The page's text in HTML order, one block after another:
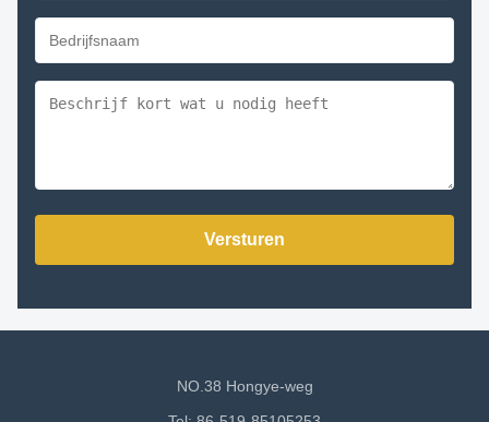
Versturen
NO.38 Hongye-weg